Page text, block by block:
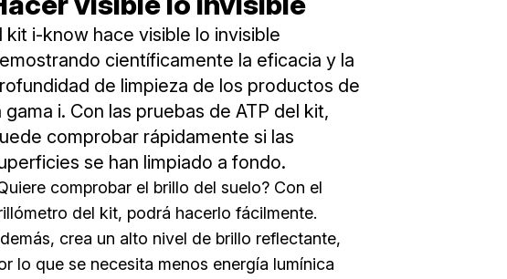
kit i-know hace visible lo invisible
científicamente la eficacia y la
de limpieza de los productos de
gama i. Con las pruebas de ATP del kit,
comprobar rápidamente si las
se han limpiado a fondo.
comprobar el brillo del suelo? Con el
del kit, podrá hacerlo fácilmente.
crea un alto nivel de brillo reflectante,
lo que se necesita menos energía lumínica